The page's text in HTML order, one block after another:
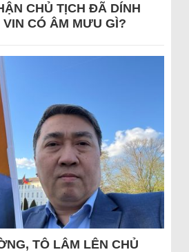
CHỦ TỊCH ĐÃ DÍNH
CÓ ÂM MƯU GÌ?
TÔ LÂM LÊN CHỦ